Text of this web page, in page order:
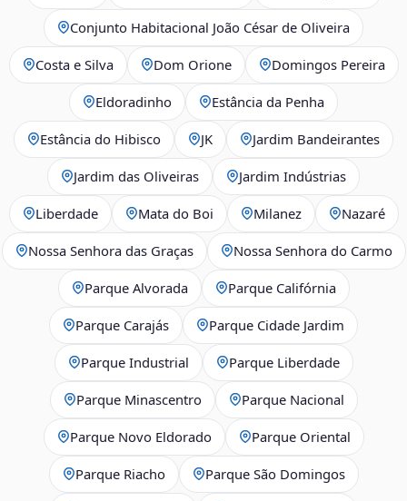
Conjunto Habitacional João César de Oliveira
Costa e Silva Dom Orione Domingos Pereira
Eldoradinho Estância da Penha
Estância do Hibisco JK Jardim Bandeirantes
Jardim das Oliveiras Jardim Indústrias
Liberdade Mata do Boi Milanez Nazaré
Nossa Senhora das Graças Nossa Senhora do Carmo
Parque Alvorada Parque Califórnia
Parque Carajás Parque Cidade Jardim
Parque Industrial Parque Liberdade
Parque Minascentro Parque Nacional
Parque Novo Eldorado Parque Oriental
Parque Riacho Parque São Domingos